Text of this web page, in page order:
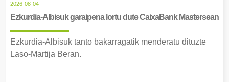
2026-08-04
Ezkurdia-Albisuk garaipena lortu dute CaixaBank Mastersean
Ezkurdia-Albisuk tanto bakarragatik menderatu dituzte
Laso-Martija Beran.